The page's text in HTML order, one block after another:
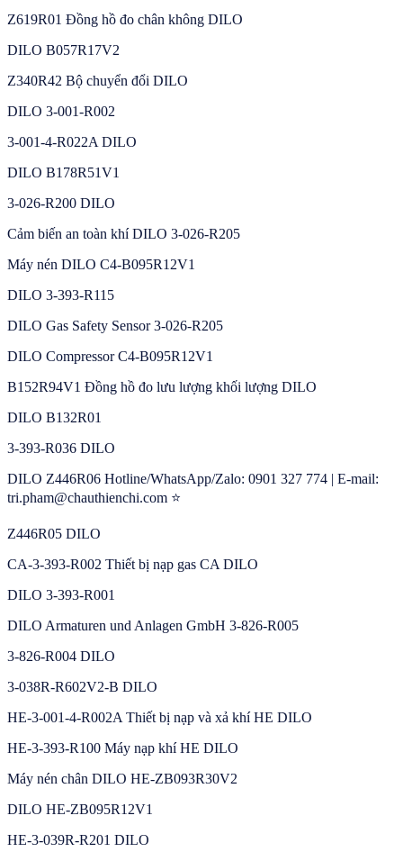
Z619R01 Đồng hồ đo chân không DILO
DILO B057R17V2
Z340R42 Bộ chuyển đổi DILO
DILO 3-001-R002
3-001-4-R022A DILO
DILO B178R51V1
3-026-R200 DILO
Cảm biến an toàn khí DILO 3-026-R205
Máy nén DILO C4-B095R12V1
DILO 3-393-R115
DILO Gas Safety Sensor 3-026-R205
DILO Compressor C4-B095R12V1
B152R94V1 Đồng hồ đo lưu lượng khối lượng DILO
DILO B132R01
3-393-R036 DILO
DILO Z446R06 Hotline/WhatsApp/Zalo: 0901 327 774 | E-mail:
tri.pham@chauthienchi.com ⭐
Z446R05 DILO
CA-3-393-R002 Thiết bị nạp gas CA DILO
DILO 3-393-R001
DILO Armaturen und Anlagen GmbH 3-826-R005
3-826-R004 DILO
3-038R-R602V2-B DILO
HE-3-001-4-R002A Thiết bị nạp và xả khí HE DILO
HE-3-393-R100 Máy nạp khí HE DILO
Máy nén chân DILO HE-ZB093R30V2
DILO HE-ZB095R12V1
HE-3-039R-R201 DILO